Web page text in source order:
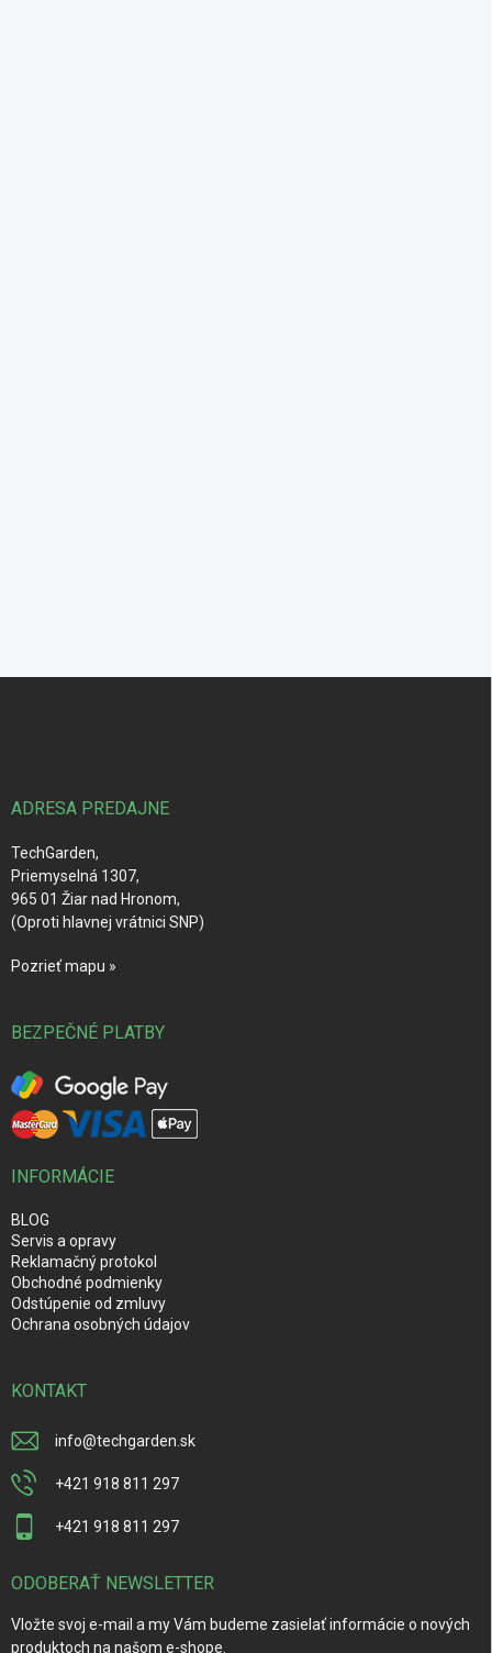
ADRESA PREDAJNE
TechGarden,
Priemyselná 1307,
965 01 Žiar nad Hronom,
(Oproti hlavnej vrátnici SNP)
Pozrieť mapu »
BEZPEČNÉ PLATBY
INFORMÁCIE
BLOG
Servis a opravy
Reklamačný protokol
Obchodné podmienky
Odstúpenie od zmluvy
Ochrana osobných údajov
KONTAKT
info@techgarden.sk
+421 918 811 297
+421 918 811 297
ODOBERAŤ NEWSLETTER
Vložte svoj e-mail a my Vám budeme zasielať informácie o nových
produktoch na našom e-shope.